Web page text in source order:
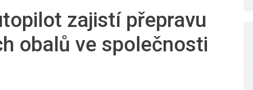
zajistí přepravu
obalů ve společnosti